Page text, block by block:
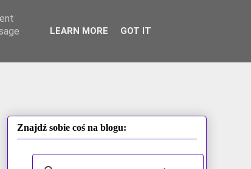
Znajdź sobie coś na blogu:
LEARN MORE GOT IT